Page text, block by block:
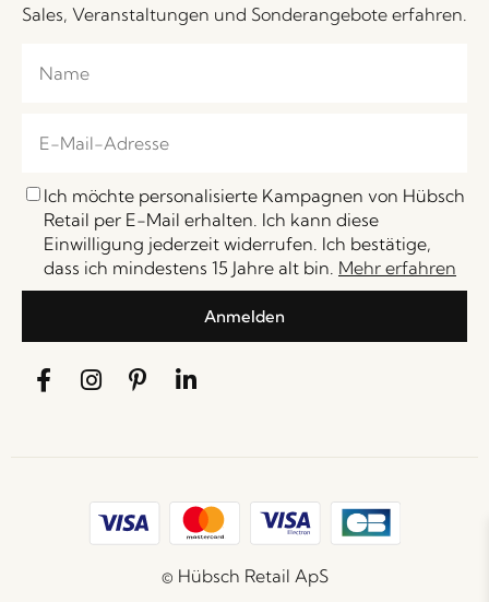
Sales, Veranstaltungen und Sonderangebote erfahren.
Ich möchte personalisierte Kampagnen von Hübsch
Retail per E-Mail erhalten. Ich kann diese
Einwilligung jederzeit widerrufen. Ich bestätige,
dass ich mindestens 15 Jahre alt bin. Mehr erfahren
Anmelden
© Hübsch Retail ApS